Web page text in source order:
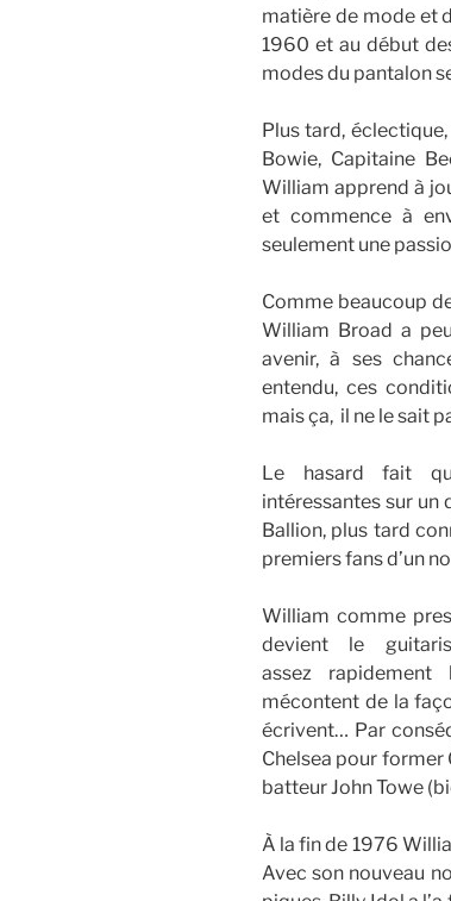
matière de mode et
1960 et au début
modes du pantalon
Plus tard,
Bowie, Capitaine
William apprend à
et commence à
seulement une
Comme beaucoup
William Broad a
avenir, à ses
entendu, ces
mais ça, il ne le sait
Le hasard fait
intéressantes sur un
Ballion, plus tard
premiers fans d’un
William comme
devient le
assez rapidement
mécontent de la
écrivent… Par
Chelsea pour
batteur John Towe
À la fin de 1976
Avec son nouveau